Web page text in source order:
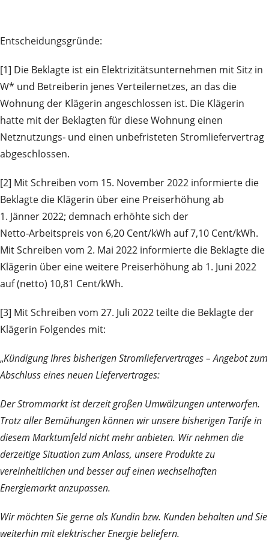
Entscheidungsgründe:
[1] Die Beklagte ist ein Elektrizitätsunternehmen mit Sitz in
W* und Betreiberin jenes Verteilernetzes, an das die
Wohnung der Klägerin angeschlossen ist. Die Klägerin
hatte mit der Beklagten für diese Wohnung einen
Netznutzungs‑ und einen unbefristeten Stromliefervertrag
abgeschlossen.
[2] Mit Schreiben vom 15. November 2022 informierte die
Beklagte die Klägerin über eine Preiserhöhung ab
1. Jänner 2022; demnach erhöhte sich der
Netto‑Arbeitspreis von 6,20 Cent/kWh auf 7,10 Cent/kWh.
Mit Schreiben vom 2. Mai 2022 informierte die Beklagte die
Klägerin über eine weitere Preiserhöhung ab 1. Juni 2022
auf (netto) 10,81 Cent/kWh.
[3] Mit Schreiben vom 27. Juli 2022 teilte die Beklagte der
Klägerin Folgendes mit:
„Kündigung Ihres bisherigen Stromliefervertrages – Angebot zum
Abschluss eines neuen Liefervertrages:
Der Strommarkt ist derzeit großen Umwälzungen unterworfen.
Trotz aller Bemühungen können wir unsere bisherigen Tarife in
diesem Marktumfeld nicht mehr anbieten. Wir nehmen die
derzeitige Situation zum Anlass, unsere Produkte zu
vereinheitlichen und besser auf einen wechselhaften
Energiemarkt anzupassen.
Wir möchten Sie gerne als Kundin bzw. Kunden behalten und Sie
weiterhin mit elektrischer Energie beliefern.